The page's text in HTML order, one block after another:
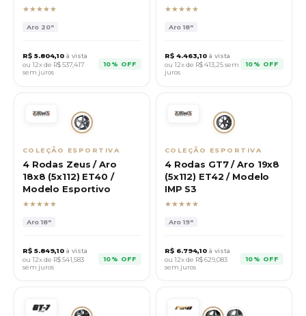
★★★★★
Aro 20"
R$ 5.804,10 à vista
ou 12x de R$537,417
sem juros
10% OFF
★★★★★
Aro18"
R$ 4.463,10 à vista
ou 12x de R$413,25sem
juros
10% OFF
COLEÇÃO ESPORTIVA
4 Rodas Zeus / Aro
18x8 (5x112) ET40 /
Modelo Esportivo
★★★★★
Aro18"
R$ 5.849,10 à vista
ou 12x de R$541,583
sem juros
10% OFF
COLEÇÃO ESPORTIVA
4 Rodas GT7 / Aro 19x8
(5x112) ET42 / Modelo
IMP S3
★★★★★
Aro19"
R$ 6.794,10 à vista
ou 12x de R$629,083
sem juros
10% OFF